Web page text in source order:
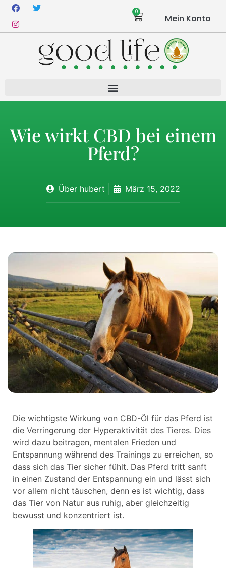
0
Mein Konto
Wie wirkt CBD bei einem
Pferd?
Überhubert März 15, 2022
Die wichtigste Wirkung von CBD-Öl für das Pferd ist
die Verringerung der Hyperaktivität des Tieres. Dies
wird dazu beitragen, mentalen Frieden und
Entspannung während des Trainings zu erreichen, so
dass sich das Tier sicher fühlt. Das Pferd tritt sanft
in einen Zustand der Entspannung ein und lässt sich
vor allem nicht täuschen, denn es ist wichtig, dass
das Tier von Natur aus ruhig, aber gleichzeitig
bewusst und konzentriert ist.